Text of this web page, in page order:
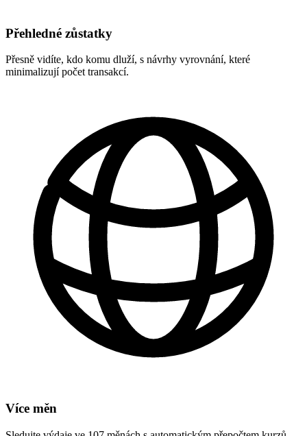
Přehledné zůstatky
Přesně vidíte, kdo komu dluží, s návrhy vyrovnání, které
minimalizují počet transakcí.
Více měn